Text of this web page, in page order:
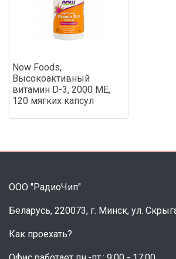
Now Foods,
Высокоактивный
витамин D-3, 2000 МЕ,
120 мягких капсул
ООО "РадиоЧип"
Беларусь, 220073, г. Минск, ул.
Как проехать?